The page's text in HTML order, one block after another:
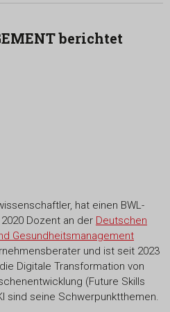
berichtet
hat einen BWL-
Dozent an der Deutschen
Gesundheitsmanagement
und ist seit 2023
Digitale Transformation von
(Future Skills
sind seine Schwerpunktthemen.